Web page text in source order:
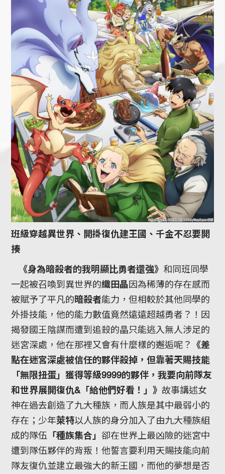
班級穿越異世界、開掛復仇建王國、千金不忍要開
揍
《身為暗殺者的我明顯比勇者還強》 和同班同學
一起被召喚到異世界的織田晶因為稀薄的存在感而
被賦予了平凡的暗殺者能力，但相較於其他同學的
外掛技能，他的能力數值竟然遠遠超越勇者？！因
揭發國王陰謀而遭到追殺的晶只能逃入無人涉足的
迷宮深處，他在那裡又會有什麼樣的邂逅呢？
《差
點在迷宮深處被信任的夥伴殺掉，但靠著天賜技能
「無限扭蛋」獲得等級9999的夥伴，我要向前隊友
和世界展開復仇&「給他們好看！」》故事講述女
神在過去創造了九大種族，而人族是其中最弱小的
存在；少年萊特以人族的身分加入了由九大種族組
成的隊伍 「種族集合」卻在世界上最凶險的迷宮中
遭到隊伍夥伴的背叛！他誓言要利用天賜技能向前
隊友復仇並建立最強大的新王國，而他的夢想是否